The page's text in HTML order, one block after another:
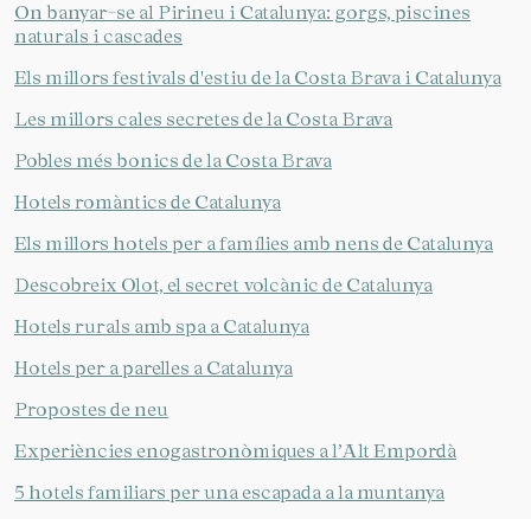
On banyar-se al Pirineu i Catalunya: gorgs, piscines
naturals i cascades
Els millors festivals d'estiu de la Costa Brava i Catalunya
Les millors cales secretes de la Costa Brava
Pobles més bonics de la Costa Brava
Hotels romàntics de Catalunya
Els millors hotels per a famílies amb nens de Catalunya
Descobreix Olot, el secret volcànic de Catalunya
Hotels rurals amb spa a Catalunya
Hotels per a parelles a Catalunya
Propostes de neu
Experiències enogastronòmiques a l’Alt Empordà
5 hotels familiars per una escapada a la muntanya